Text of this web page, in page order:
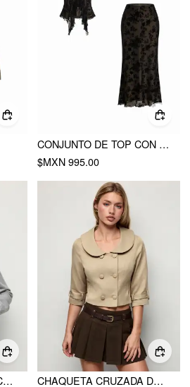
CONJUNTO DE TOP CON LAZO Y FALDA MIDI DE MALLA FLORAL
$MXN 995.00
SUDADERA CON CAPUCHA TIPO HOODIE DE ALGODÓN Y MEZCLA DE FELPA, MANGA FAROL CON CORDÓN FRUNCIDO Y CREMALLERA FRONTAL
CHAQUETA CRUZADA DE CUELLO PETER PAN EN MEZCLA DE ALGODÓN